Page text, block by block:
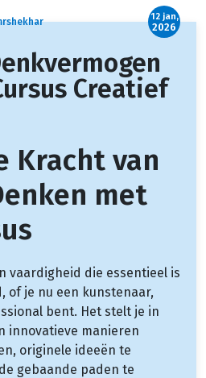
12 jan,
2026
Creatief
Kracht van
met
vaardigheid die essentieel is
of je nu een kunstenaar,
bent. Het stelt je in
innovatieve manieren
originele ideeën te
gebaande paden te